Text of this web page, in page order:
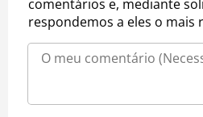
comentários e, mediante
respondemos a eles o mais